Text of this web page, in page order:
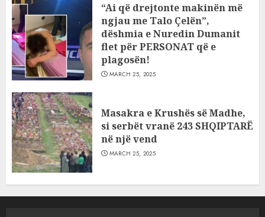
“Ai që drejtonte makinën më
ngjau me Talo Çelën”,
dëshmia e Nuredin Dumanit
flet për PERSONAT që e
plagosën!
MARCH 25, 2025
Masakra e Krushës së Madhe,
si serbët vranë 243 SHQIPTARË
në një vend
MARCH 25, 2025